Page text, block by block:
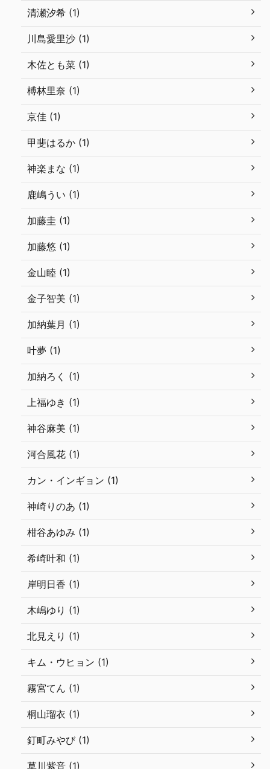
清瀬汐希 (1)
川島愛里沙 (1)
木佐とも菜 (1)
榑林里奈 (1)
京佳 (1)
甲斐はるか (1)
神楽まな (1)
鹿嶋うい (1)
加藤圭 (1)
加藤悠 (1)
金山睦 (1)
金子智美 (1)
加納葉月 (1)
叶夢 (1)
加納ろく (1)
上福ゆき (1)
神谷麻美 (1)
河合風花 (1)
カン・インギョン (1)
神崎りのあ (1)
柑谷あゆみ (1)
希崎叶和 (1)
岸明日香 (1)
木嶋ゆり (1)
北見えり (1)
キム・ウヒョン (1)
霧宮てん (1)
桐山瑠衣 (1)
釘町みやび (1)
草川紫音 (1)